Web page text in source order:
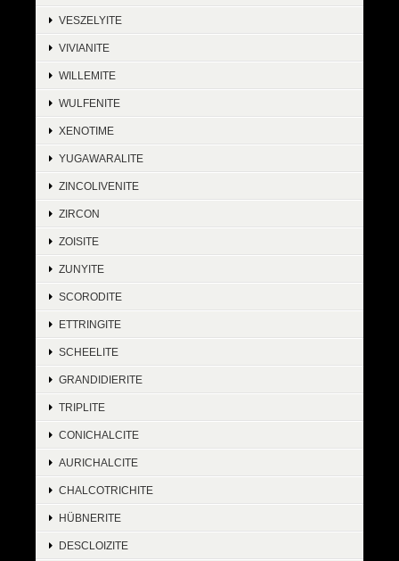
VESZELYITE
VIVIANITE
WILLEMITE
WULFENITE
XENOTIME
YUGAWARALITE
ZINCOLIVENITE
ZIRCON
ZOISITE
ZUNYITE
SCORODITE
ETTRINGITE
SCHEELITE
GRANDIDIERITE
TRIPLITE
CONICHALCITE
AURICHALCITE
CHALCOTRICHITE
HÜBNERITE
DESCLOIZITE